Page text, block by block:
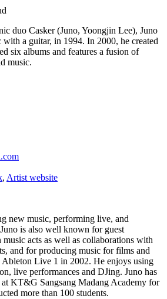
duo Casker (Juno, Yoongjin Lee), Juno
a guitar, in 1994. In 2000, he created
six albums and features a fusion of
music.
, Artist website
new music, performing live, and
is also well known for guest
acts as well as collaborations with
and for producing music for films and
Ableton Live 1 in 2002. He enjoys using
live performances and DJing. Juno has
KT&G Sangsang Madang Academy for
more than 100 students.